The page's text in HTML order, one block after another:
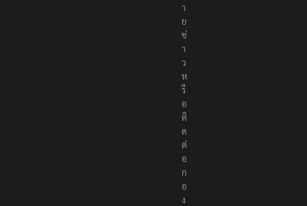
า
ย
ข่
า
ว
ห
รื
อ
ติ
ด
ต่
อ
ก
อ
ง